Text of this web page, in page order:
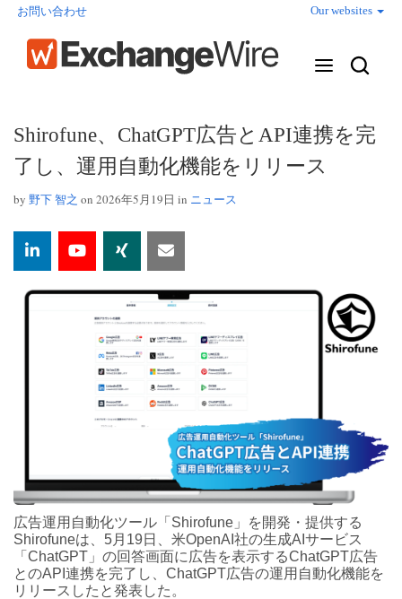
お問い合わせ Our websites
Shirofune、ChatGPT広告とAPI連携を完
了し、運用自動化機能をリリース
by 野下 智之 on 2026年5月19日 in ニュース
広告運用自動化ツール「Shirofune」を開発・提供する
Shirofuneは、5月19日、米OpenAI社の生成AIサービス
「ChatGPT」の回答画面に広告を表示するChatGPT広告
とのAPI連携を完了し、ChatGPT広告の運用自動化機能を
リリースしたと発表した。